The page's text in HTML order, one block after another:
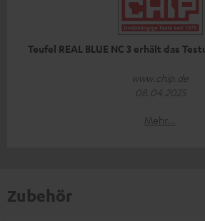
Teufel REAL BLUE NC 3 erhält das
www.chip.de
08.04.2025
Mehr...
Zubehör